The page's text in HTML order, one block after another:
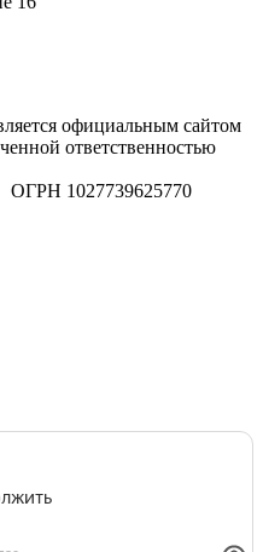
официальным сайтом
ответственностью
1027739625770